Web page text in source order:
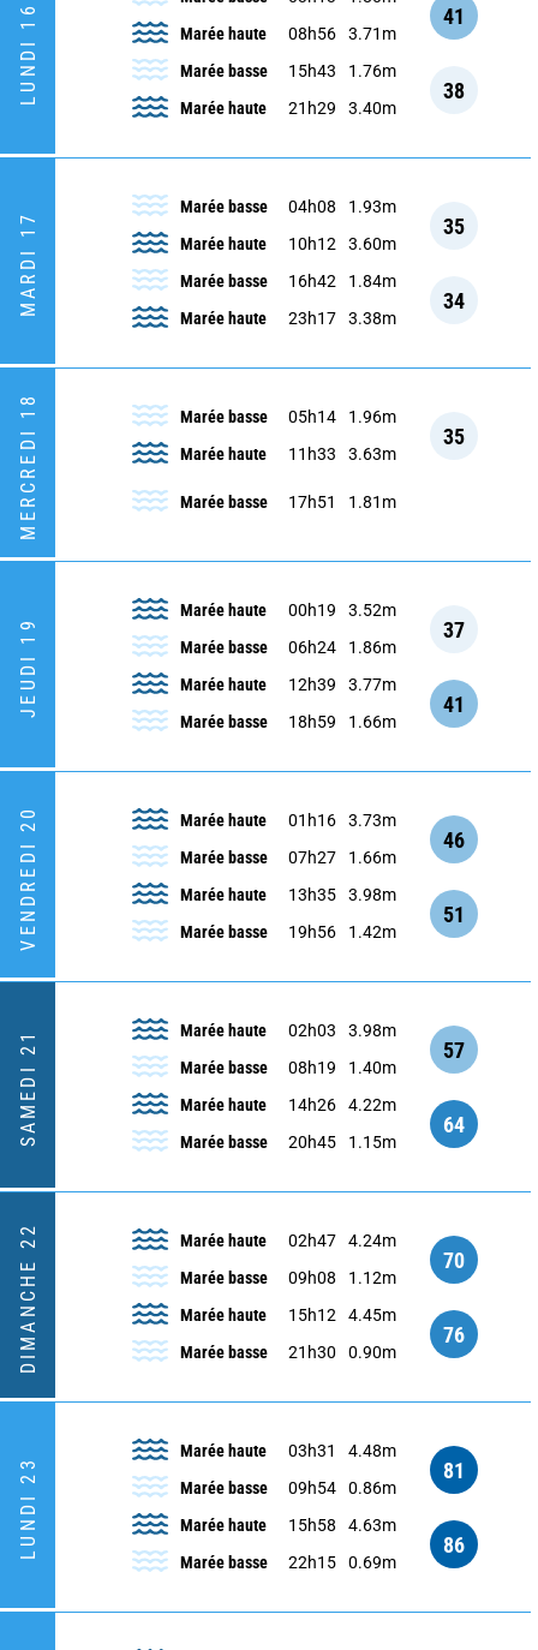
LUNDI 16
Marée haute
08h56 3.71m
41
Marée basse 15h43
1.76m
Marée haute
21h29 3.40m
38
MARDI 17
Marée basse 04h08
1.93m
Marée haute
10h12 3.60m
35
Marée basse 16h42
1.84m
Marée haute
23h17 3.38m
34
MERCREDI 18 Marée basse 05h14
1.96m
Marée haute
11h33 3.63m
35
Marée basse 17h51 1.81m
JEUDI 19
Marée haute 00h19
3.52m
Marée basse
06h24 1.86m
37
Marée haute 12h39
3.77m
Marée basse
18h59 1.66m
41
VENDREDI 20 Marée haute 01h16
3.73m
Marée basse
07h27 1.66m
46
Marée haute 13h35
3.98m
Marée basse
19h56 1.42m
51
SAMEDI 21 Marée haute 02h03
3.98m
Marée basse
08h19 1.40m
57
Marée haute 14h26
4.22m
Marée basse
20h45 1.15m
64
DIMANCHE 22 Marée haute 02h47
4.24m
Marée basse
09h08 1.12m
70
Marée haute 15h12
4.45m
Marée basse
21h30 0.90m
76
LUNDI 23
Marée haute 03h31
4.48m
Marée basse
09h54 0.86m
81
Marée haute 15h58
4.63m
Marée basse
22h15 0.69m
86